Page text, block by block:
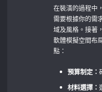
在裝潢的過程中
需要根據你的需
域及風格。接著
軟體模擬空間布
點：
預算制定：
材料選擇：